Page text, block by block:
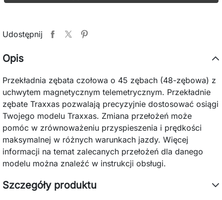
Udostępnij
Opis
Przekładnia zębata czołowa o 45 zębach (48-zębowa) z
uchwytem magnetycznym telemetrycznym. Przekładnie
zębate Traxxas pozwalają precyzyjnie dostosować osiągi
Twojego modelu Traxxas. Zmiana przełożeń może
pomóc w zrównoważeniu przyspieszenia i prędkości
maksymalnej w różnych warunkach jazdy. Więcej
informacji na temat zalecanych przełożeń dla danego
modelu można znaleźć w instrukcji obsługi.
Szczegóły produktu